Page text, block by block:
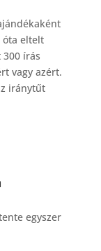
óta eltelt
írás
vagy azért.
iránytűt
egyszer